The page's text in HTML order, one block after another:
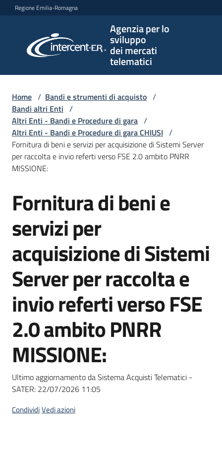
Vai al contenuto
Vai alla navigazione
Vai al footer
Regione Emilia-Romagna
Agenzia per lo
sviluppo
dei mercati
telematici
per lo
sviluppo
telematici
L'Agenzia
e
strumenti
acquisto
Supporto
Piattaforme
telematiche
English
site
Home / Bandi e strumenti di acquisto /
Bandi altri Enti /
Altri Enti - Bandi e Procedure di gara /
Altri Enti - Bandi e Procedure di gara CHIUSI /
Fornitura di beni e servizi per acquisizione di Sistemi Server
per raccolta e invio referti verso FSE 2.0 ambito PNRR
MISSIONE:
Salta al contenuto
Fornitura di beni e
servizi per
acquisizione di Sistemi
Server per raccolta e
invio referti verso FSE
2.0 ambito PNRR
MISSIONE:
Ultimo aggiornamento da Sistema Acquisti Telematici -
SATER: 22/07/2026 11:05
CondividiVedi azioni